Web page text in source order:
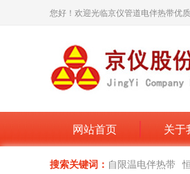
您好！欢迎光临京仪管道电伴热带优
网站首页 关于
搜索关键词： 自限温电伴热带